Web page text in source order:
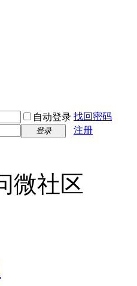
自动登录 找回密码
登录 注册
微社区